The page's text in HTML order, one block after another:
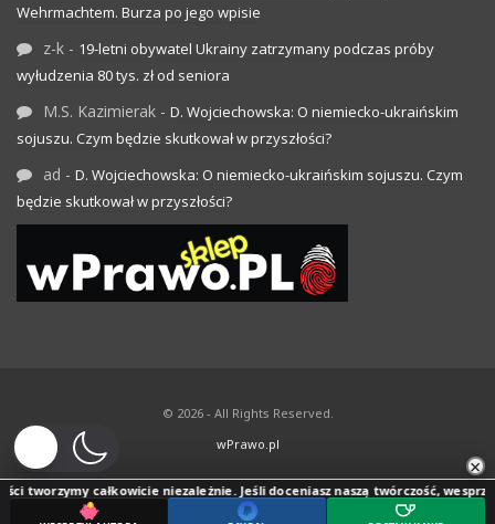
Wehrmachtem. Burza po jego wpisie
z-k - 19-letni obywatel Ukrainy zatrzymany podczas próby
wyłudzenia 80 tys. zł od seniora
M.S. Kazimierak - D. Wojciechowska: O niemiecko-ukraińskim
sojuszu. Czym będzie skutkował w przyszłości?
ad - D. Wojciechowska: O niemiecko-ukraińskim sojuszu. Czym
będzie skutkował w przyszłości?
© 2026 - All Rights Reserved.
wPrawo.pl
×
tworzymy całkowicie niezależnie. Jeśli doceniasz naszą twórczość, wesprzyj